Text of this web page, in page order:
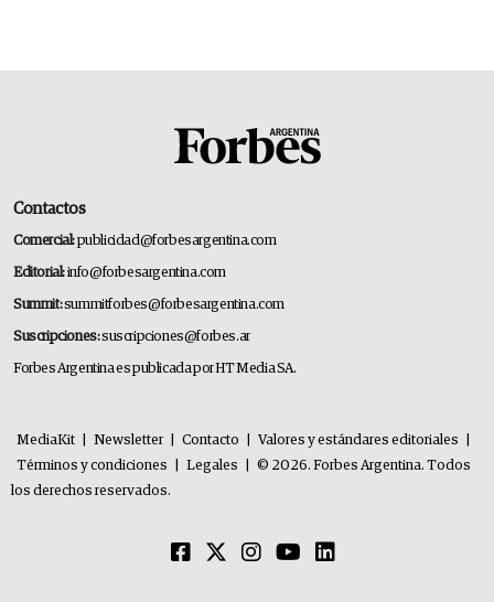
Contactos
Comercial:publicidad@forbesargentina.com
Editorial:info@forbesargentina.com
Summit:summitforbes@forbesargentina.com
Suscripciones:suscripciones@forbes.ar
Forbes Argentina es publicada por HT Media SA.
MediaKit Newsletter Contacto Valores y estándares editoriales
Términos y condiciones
Legales
© 2026. Forbes Argentina. Todos
los derechos reservados.